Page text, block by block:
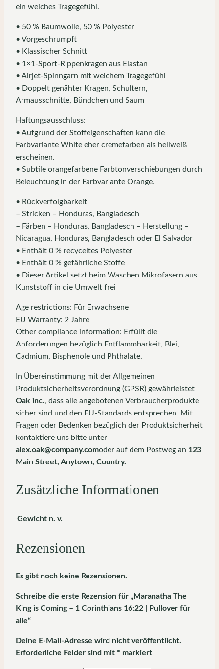
ein weiches Tragegefühl.
• 50 % Baumwolle, 50 % Polyester
• Vorgeschrumpft
• Klassischer Schnitt
• 1×1-Sport-Rippenkragen aus Elastan
• Airjet-Spinngarn mit weichem Tragegefühl
• Doppelt genähter Kragen, Schultern,
Armausschnitte, Bündchen und Saum
Haftungsausschluss:
• Aufgrund der Stoffeigenschaften kann die
Farbvariante White eher cremefarben als hellweiß
erscheinen.
• Subtile orangefarbene Farbtonverschiebungen durch
Beleuchtung in der Farbvariante Orange.
• Rückverfolgbarkeit:
– Stricken – Honduras, Bangladesch
– Färben – Honduras, Bangladesch – Herstellung –
Nicaragua, Honduras, Bangladesch oder El Salvador
• Enthält 0 % recyceltes Polyester
• Enthält 0 % gefährliche Stoffe
• Dieser Artikel setzt beim Waschen Mikrofasern aus
Kunststoff in die Umwelt frei
Age restrictions: Für Erwachsene
EU Warranty: 2 Jahre
Other compliance information: Erfüllt die
Anforderungen bezüglich Entflammbarkeit, Blei,
Cadmium, Bisphenole und Phthalate.
In Übereinstimmung mit der Allgemeinen
Produktsicherheitsverordnung (GPSR) gewährleistet
Oak inc., dass alle angebotenen Verbraucherprodukte
sicher sind und den EU-Standards entsprechen. Mit
Fragen oder Bedenken bezüglich der Produktsicherheit
kontaktiere uns bitte unter
alex.oak@company.comoder auf dem Postweg an 123
Main Street, Anytown, Country.
Zusätzliche Informationen
Gewicht n. v.
Rezensionen
Es gibt noch keine Rezensionen.
Schreibe die erste Rezension für „Maranatha The
King is Coming – 1 Corinthians 16:22 | Pullover für
alle“
Deine E-Mail-Adresse wird nicht veröffentlicht.
Erforderliche Felder sind mit * markiert